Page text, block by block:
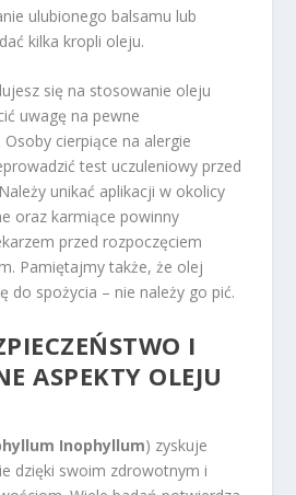
ulubionego balsamu lub
kilka kropli oleju.
się na stosowanie oleju
uwagę na pewne
. Osoby cierpiące na alergie
test uczuleniowy przed
unikać aplikacji w okolicy
oraz karmiące powinny
przed rozpoczęciem
Pamiętajmy także, że olej
do spożycia – nie należy go pić.
I
ASPEKTY OLEJU
Inophyllum) zyskuje
dzięki swoim zdrowotnym i